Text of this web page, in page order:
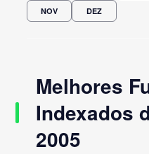
NOV DEZ
Melhores
Indexados
2005